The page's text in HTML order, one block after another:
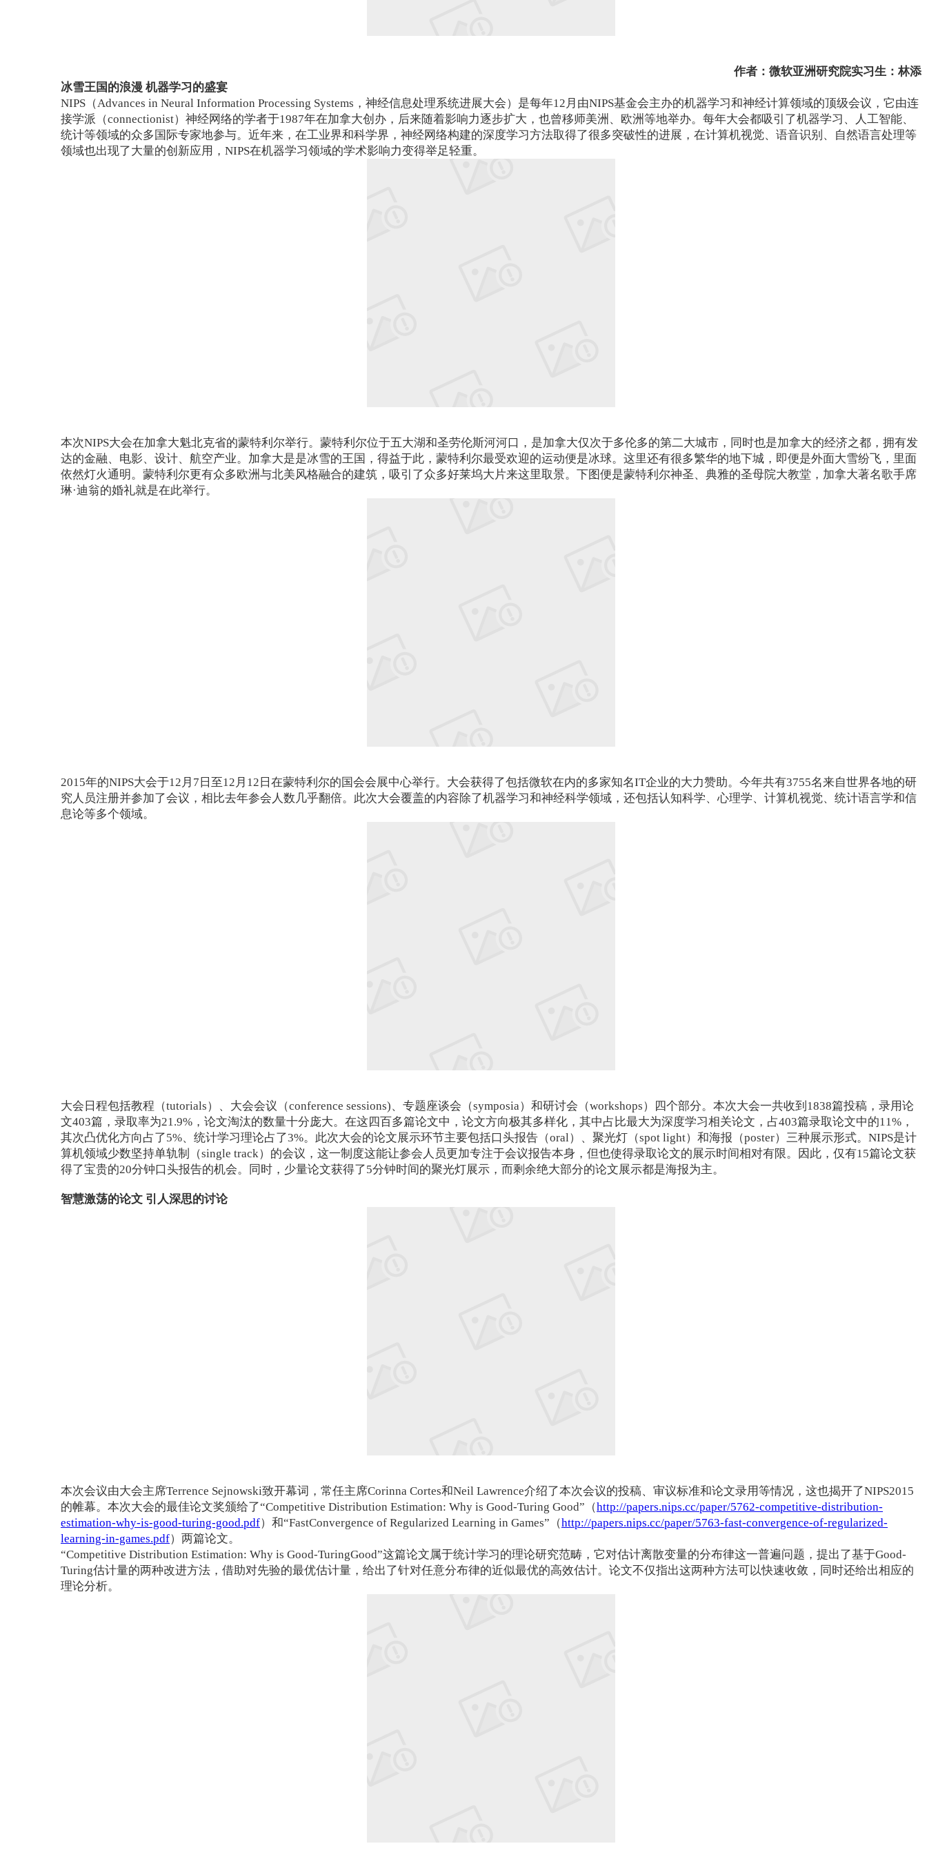
作者：微软亚洲研究院实习生：林添
冰雪王国的浪漫 机器学习的盛宴
NIPS（Advances in Neural Information Processing Systems，神经信息处理系统进展大会）是每年12月由NIPS基金会主办的机器学习和神经计算领域的顶级会议，它由连
接学派（connectionist）神经网络的学者于1987年在加拿大创办，后来随着影响力逐步扩大，也曾移师美洲、欧洲等地举办。每年大会都吸引了机器学习、人工智能、
统计等领域的众多国际专家地参与。近年来，在工业界和科学界，神经网络构建的深度学习方法取得了很多突破性的进展，在计算机视觉、语音识别、自然语言处理等
领域也出现了大量的创新应用，NIPS在机器学习领域的学术影响力变得举足轻重。
本次NIPS大会在加拿大魁北克省的蒙特利尔举行。蒙特利尔位于五大湖和圣劳伦斯河河口，是加拿大仅次于多伦多的第二大城市，同时也是加拿大的经济之都，拥有发
达的金融、电影、设计、航空产业。加拿大是是冰雪的王国，得益于此，蒙特利尔最受欢迎的运动便是冰球。这里还有很多繁华的地下城，即便是外面大雪纷飞，里面
依然灯火通明。蒙特利尔更有众多欧洲与北美风格融合的建筑，吸引了众多好莱坞大片来这里取景。下图便是蒙特利尔神圣、典雅的圣母院大教堂，加拿大著名歌手席
琳·迪翁的婚礼就是在此举行。
2015年的NIPS大会于12月7日至12月12日在蒙特利尔的国会会展中心举行。大会获得了包括微软在内的多家知名IT企业的大力赞助。今年共有3755名来自世界各地的研
究人员注册并参加了会议，相比去年参会人数几乎翻倍。此次大会覆盖的内容除了机器学习和神经科学领域，还包括认知科学、心理学、计算机视觉、统计语言学和信
息论等多个领域。
大会日程包括教程（tutorials）、大会会议（conference sessions)、专题座谈会（symposia）和研讨会（workshops）四个部分。本次大会一共收到1838篇投稿，录用论
文403篇，录取率为21.9%，论文淘汰的数量十分庞大。在这四百多篇论文中，论文方向极其多样化，其中占比最大为深度学习相关论文，占403篇录取论文中的11%，
其次凸优化方向占了5%、统计学习理论占了3%。此次大会的论文展示环节主要包括口头报告（oral）、聚光灯（spot light）和海报（poster）三种展示形式。NIPS是计
算机领域少数坚持单轨制（single track）的会议，这一制度这能让参会人员更加专注于会议报告本身，但也使得录取论文的展示时间相对有限。因此，仅有15篇论文获
得了宝贵的20分钟口头报告的机会。同时，少量论文获得了5分钟时间的聚光灯展示，而剩余绝大部分的论文展示都是海报为主。
智慧激荡的论文 引人深思的讨论
本次会议由大会主席Terrence Sejnowski致开幕词，常任主席Corinna Cortes和Neil Lawrence介绍了本次会议的投稿、审议标准和论文录用等情况，这也揭开了NIPS2015
的帷幕。本次大会的最佳论文奖颁给了“Competitive Distribution Estimation: Why is Good-Turing Good”（http://papers.nips.cc/paper/5762-competitive-distribution-
estimation-why-is-good-turing-good.pdf）和“FastConvergence of Regularized Learning in Games”（http://papers.nips.cc/paper/5763-fast-convergence-of-regularized-
learning-in-games.pdf）两篇论文。
“Competitive Distribution Estimation: Why is Good-TuringGood”这篇论文属于统计学习的理论研究范畴，它对估计离散变量的分布律这一普遍问题，提出了基于Good-
Turing估计量的两种改进方法，借助对先验的最优估计量，给出了针对任意分布律的近似最优的高效估计。论文不仅指出这两种方法可以快速收敛，同时还给出相应的
理论分析。